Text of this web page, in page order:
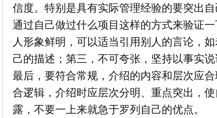
信度。特别是具有实际管理经验的要突出
通过自己做过什么项目这样的方式来验证
人形象鲜明，可以适当引用别人的言论，
己的描述；第三，不可夸张，坚持以事实
最后，要符合常规，介绍的内容和层次应
合逻辑，介绍时应层次分明、重点突出，
露，不要一上来就急于罗列自己的优点。